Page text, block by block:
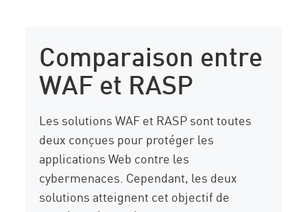
Comparaison entre
WAF et RASP
Les solutions WAF et RASP sont toutes
deux conçues pour protéger les
applications Web contre les
cybermenaces. Cependant, les deux
solutions atteignent cet objectif de